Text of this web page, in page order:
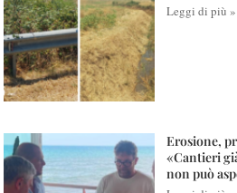
Leggi di più »
Erosione,
«Cantieri
non può